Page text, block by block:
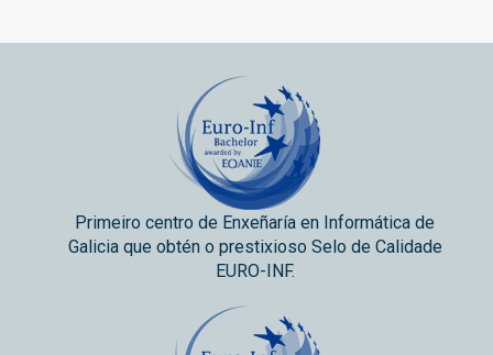
Primeiro centro de Enxeñaría en Informática de
Galicia que obtén o prestixioso Selo de Calidade
EURO-INF.